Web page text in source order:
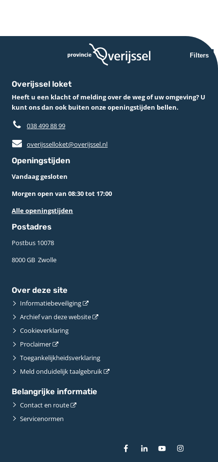
Filters
Overijssel loket
Heeft u een klacht of melding over de weg of uw omgeving? U
kunt ons dan ook buiten onze openingstijden bellen.
038 499 88 99
overijsselloket@overijssel.nl
Openingstijden
Vandaag gesloten
Morgen open van 08:30 tot 17:00
Alle openingstijden
Postadres
Postbus 10078 ­
8000 GB ­ Zwolle
Over deze site
Informatiebeveiliging
Archief van deze website
Cookieverklaring
Proclaimer
Toegankelijkheidsverklaring
Meld onduidelijk taalgebruik
Belangrijke informatie
Contact en route
Servicenormen